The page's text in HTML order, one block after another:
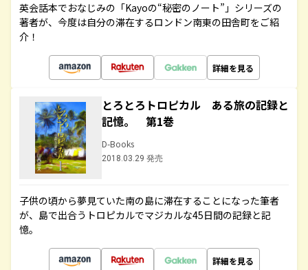
英会話本でおなじみの「Kayoの“秘密のノート”」シリーズの
著者が、今度は自分の滞在するロンドン南東の田舎町をご紹
介！
詳細を見る
とろとろトロピカル ある旅の記録と
記憶。 第1巻
D-Books
2018.03.29 発売
子供の頃から夢見ていた南の島に滞在することになった筆者
が、島で出合うトロピカルでマジカルな45日間の記録と記
憶。
詳細を見る